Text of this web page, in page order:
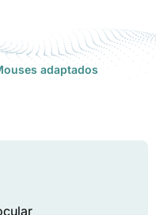
adaptados